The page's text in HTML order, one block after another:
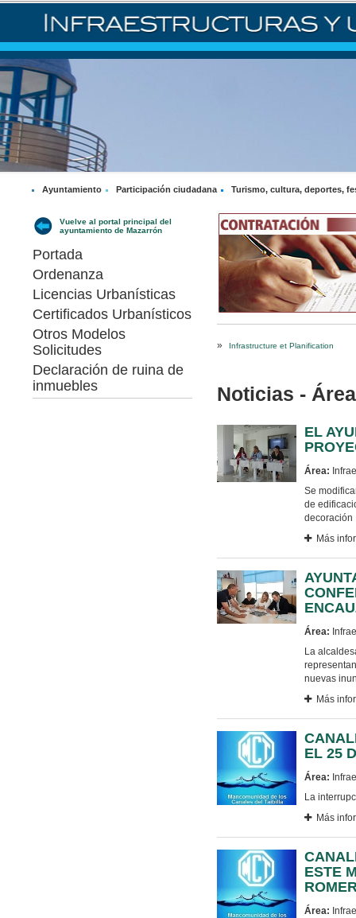
Ayuntamiento Participación ciudadana Turismo, cultura, deportes,
Vuelve al portal principal del
ayuntamiento de Mazarrón
Portada
Ordenanza
Licencias Urbanísticas
Certificados Urbanísticos
Otros Modelos
Solicitudes
Declaración de ruina de
inmuebles
» Infrastructure et Planification
Noticias -
EL
Área:
Se
de
decoración
Más
Área:
La
nuevas
Más
EL 25
Área:
La
Más
ESTE
Área: